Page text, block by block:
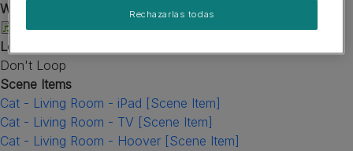
WAV File
SALON-Narrador_0.wav
Loop Audio
Don't Loop
Scene Items
Cat - Living Room - iPad [Scene Item]
Cat - Living Room - TV [Scene Item]
Cat - Living Room - Hoover [Scene Item]
Rechazarlas todas